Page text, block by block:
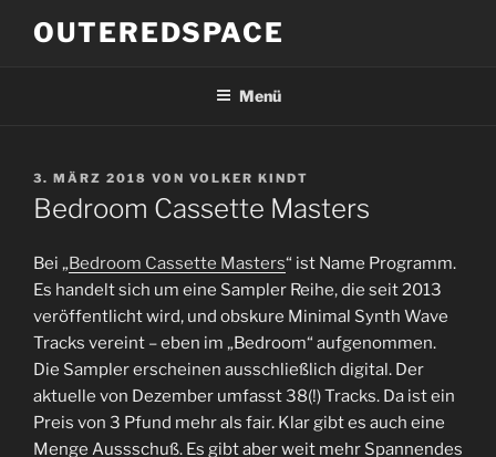
InhaltOUTEREDSPACE
Menü
VERÖFFENTLICHT
AM
3. MÄRZ 2018 VON VOLKER KINDT
Bedroom Cassette Masters
Bei „Bedroom Cassette Masters“ ist Name Programm.
Es handelt sich um eine Sampler Reihe, die seit 2013
veröffentlicht wird, und obskure Minimal Synth Wave
Tracks vereint – eben im „Bedroom“ aufgenommen.
Die Sampler erscheinen ausschließlich digital. Der
aktuelle von Dezember umfasst 38(!) Tracks. Da ist ein
Preis von 3 Pfund mehr als fair. Klar gibt es auch eine
Menge Aussschuß. Es gibt aber weit mehr Spannendes